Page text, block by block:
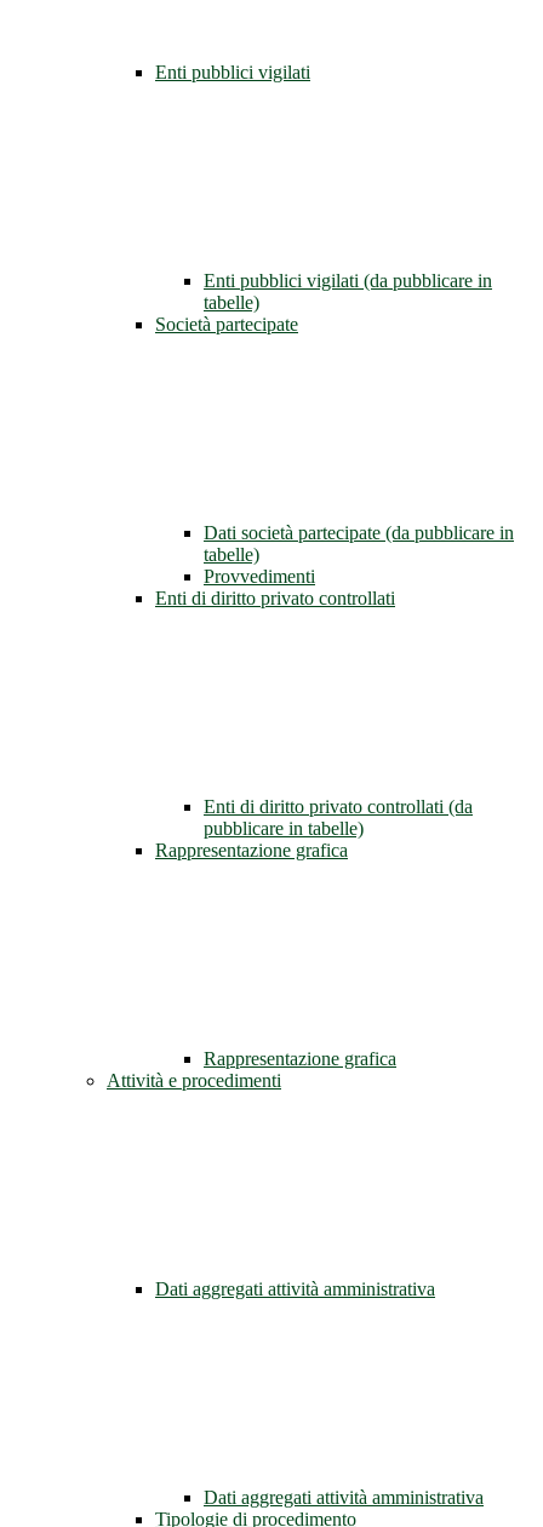
Enti pubblici vigilati
Enti pubblici vigilati (da pubblicare in
tabelle)
Società partecipate
Dati società partecipate (da pubblicare in
tabelle)
Provvedimenti
Enti di diritto privato controllati
Enti di diritto privato controllati (da
pubblicare in tabelle)
Rappresentazione grafica
Rappresentazione grafica
Attività e procedimenti
Dati aggregati attività amministrativa
Dati aggregati attività amministrativa
Tipologie di procedimento